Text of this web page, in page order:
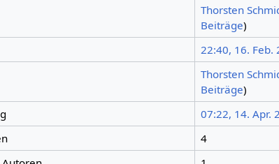
Thorsten
Beiträge)
22:40, 16. Feb.
Thorsten
Beiträge)
07:22, 14. Apr.
4